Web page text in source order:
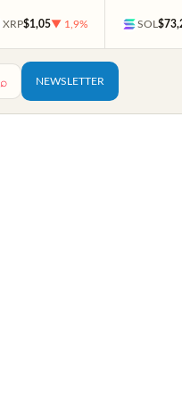
XRP$1,05▼ 1,9% SOL
⌕ NEWSLETTER